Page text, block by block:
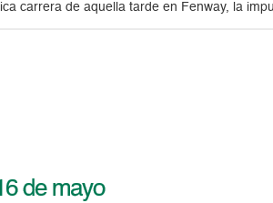
carrera de aquella tarde en Fenway, la
de mayo